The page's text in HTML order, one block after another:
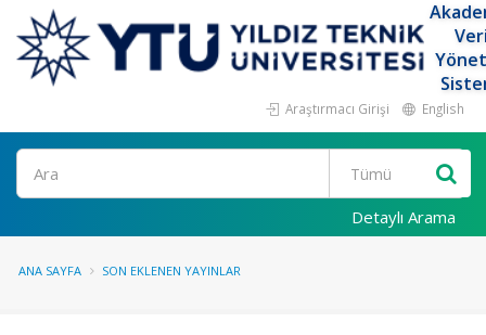
Araştırmacı Girişi English
Ara
Detaylı Arama
ANA SAYFA SON EKLENEN YAYINLAR